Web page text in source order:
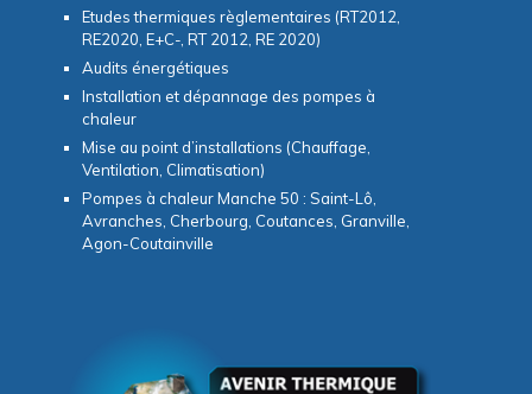
Etudes thermiques règlementaires (RT2012,
RE2020, E+C-, RT 2012, RE 2020)
Audits énergétiques
Installation et dépannage des pompes à
chaleur
Mise au point d’installations (Chauffage,
Ventilation, Climatisation)
Pompes à chaleur Manche 50 : Saint-Lô,
Avranches, Cherbourg, Coutances, Granville,
Agon-Coutainville